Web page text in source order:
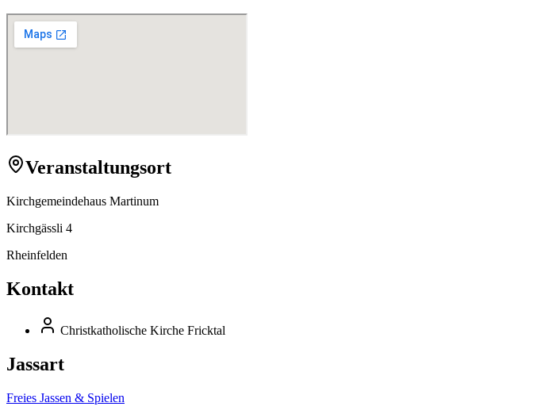
Veranstaltungsort
Kirchgemeindehaus Martinum
Kirchgässli 4
Rheinfelden
Kontakt
Christkatholische Kirche Fricktal
Jassart
Freies Jassen & Spielen